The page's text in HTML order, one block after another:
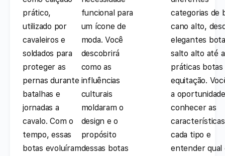
prático,
utilizado por
cavaleiros e
soldados para
proteger as
pernas durante
batalhas e
jornadas a
cavalo. Com o
tempo, essas
botas evoluíram
funcional para
um ícone de
moda. Você
descobrirá
como as
influências
culturais
moldaram o
design e o
propósito
dessas botas
categorias de
cano alto,
elegantes
salto alto até
práticas botas
equitação.
a
conhecer as
cada tipo e
entender qual